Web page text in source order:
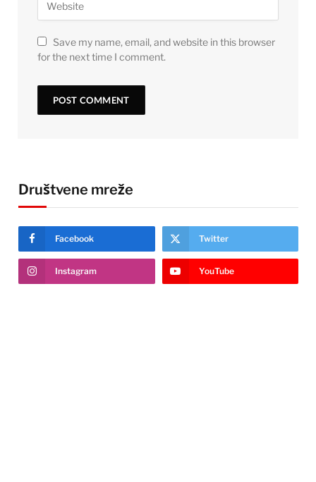
Save my name, email, and website in this browser
for the next time I comment.
Društvene mreže
Facebook Twitter
Instagram YouTube